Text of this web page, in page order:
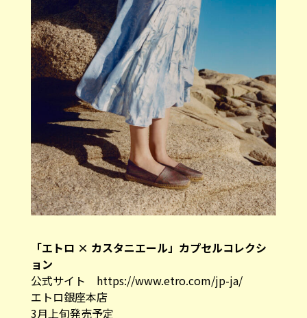
「エトロ × カスタニエール」カプセルコレクシ
公式サイトhttps://www.etro.com/jp-ja/
エトロ銀座本店
3月上旬発売予定
メンズアイテム：全国のメンズ取り扱いエトロブ
ティックにて販売